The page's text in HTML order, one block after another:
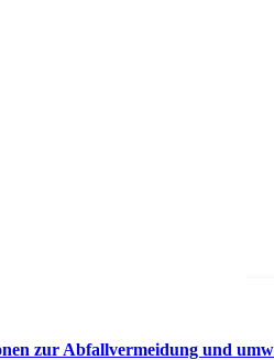
zur Abfallvermeidung und